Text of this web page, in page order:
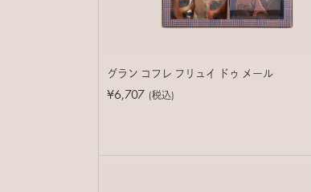
グラン コフレ フリュイ ドゥ メール
¥6,707 (税込)